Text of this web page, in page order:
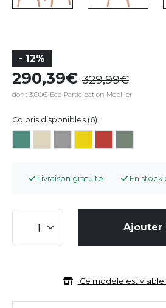
- 12%
290,39 329,99
dont 3,00€ Eco-Participation Mobilier
Coloris disponibles (6) :
Livraison gratuite En stock
Ajouter
Ce modèle est